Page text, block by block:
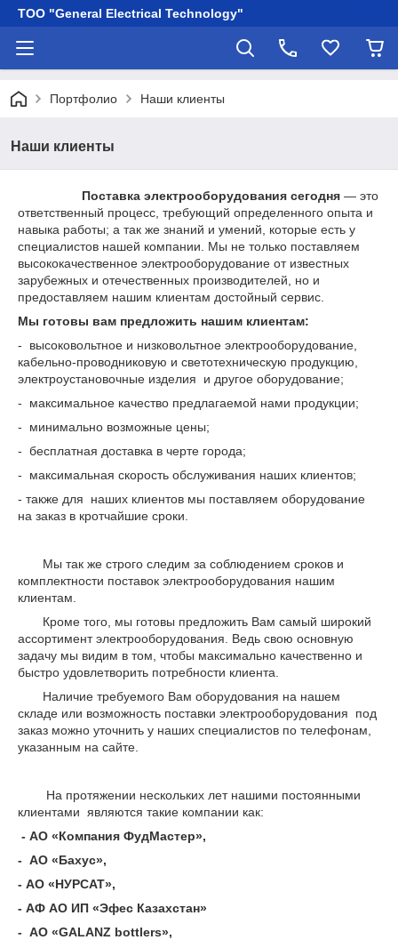
ТОО "General Electrical Technology"
Портфолио Наши клиенты
Наши клиенты
Поставка электрооборудования сегодня — это
ответственный процесс, требующий определенного опыта и
навыка работы; а так же знаний и умений, которые есть у
специалистов нашей компании. Мы не только поставляем
высококачественное электрооборудование от известных
зарубежных и отечественных производителей, но и
предоставляем нашим клиентам достойный сервис.
Мы готовы вам предложить нашим клиентам:
- высоковольтное и низковольтное электрооборудование,
кабельно-проводниковую и светотехническую продукцию,
электроустановочные изделия и другое оборудование;
- максимальное качество предлагаемой нами продукции;
- минимально возможные цены;
- бесплатная доставка в черте города;
- максимальная скорость обслуживания наших клиентов;
- также для наших клиентов мы поставляем оборудование
на заказ в кротчайшие сроки.
Мы так же строго следим за соблюдением сроков и
комплектности поставок электрооборудования нашим
клиентам.
Кроме того, мы готовы предложить Вам самый широкий
ассортимент электрооборудования. Ведь свою основную
задачу мы видим в том, чтобы максимально качественно и
быстро удовлетворить потребности клиента.
Наличие требуемого Вам оборудования на нашем
складе или возможность поставки электрооборудования под
заказ можно уточнить у наших специалистов по телефонам,
указанным на сайте.
На протяжении нескольких лет нашими постоянными
клиентами являются такие компании как:
- АО «Компания ФудМастер»,
- АО «Бахус»,
- АО «НУРСАТ»,
- АФ АО ИП «Эфес Казахстан»
- АО «GALANZ bottlers»,